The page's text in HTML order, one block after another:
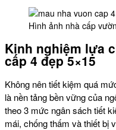
Hình ảnh nhà cấp
Kinh nghiệm lựa
cấp 4 đẹp 5×15
Không nên tiết kiệm quá
là nền tảng bền vững của
theo 3 mức ngân sách tiết
mái, chống thấm và thiết bị